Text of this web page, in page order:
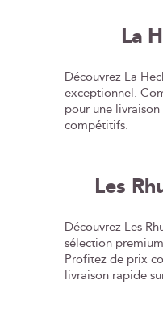
La
Découvrez La
exceptionnel.
pour une
compétitifs.
Les
Découvrez Les
sélection
Profitez de prix
livraison rapide